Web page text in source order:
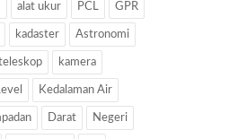
alat ukur PCL GPR
kadaster Astronomi
kamera
Kedalaman Air
Darat Negeri